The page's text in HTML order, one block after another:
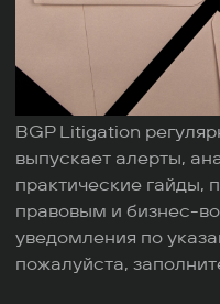
BGP Litigation
выпускает алерты,
практические гайды,
правовым и бизнес-
уведомления по
пожалуйста,